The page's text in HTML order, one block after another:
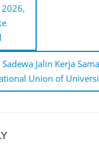
2026,
Jalin Kerja
Union of